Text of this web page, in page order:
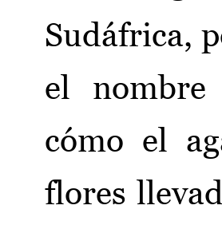
Sudáfrica,
el
cómo el
flores